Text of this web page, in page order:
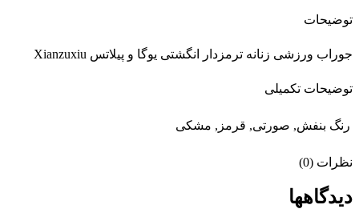
توضیحات
جوراب ورزشی زنانه ترمزدار انگشتی یوگا و پیلاتس Xianzuxiu
توضیحات تکمیلی
رنگ بنفش, صورتی, قرمز, مشکی
نظرات (0)
دیدگاهها